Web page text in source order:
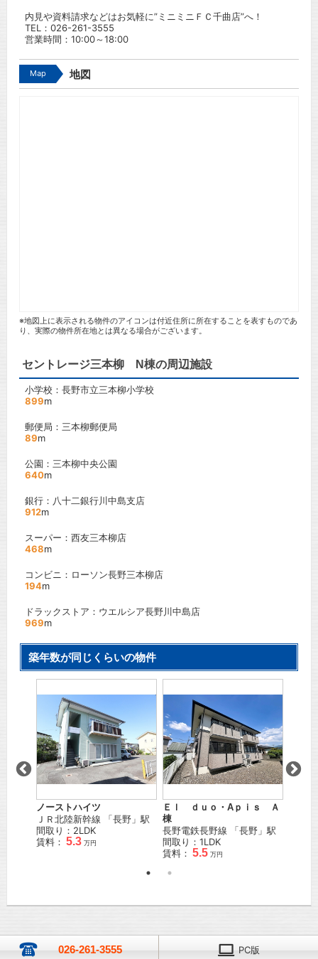
内見や資料請求などはお気軽に”ミニミニＦＣ千曲店”へ！
TEL： 026-261-3555
営業時間：10:00～18:00
Map 地図
※地図上に表示される物件のアイコンは付近住所に所在することを表すものであ
り、実際の物件所在地とは異なる場合がございます。
セントレージ三本柳 N棟の周辺施設
小学校：長野市立三本柳小学校
899m
郵便局：三本柳郵便局
89m
公園：三本柳中央公園
640m
銀行：八十二銀行川中島支店
912m
スーパー：西友三本柳店
468m
コンビニ：ローソン長野三本柳店
194m
ドラックストア：ウエルシア長野川中島店
969m
築年数が同じくらいの物件
ノーストハイツ
ＪＲ北陸新幹線 「長野 」駅
間取り：2LDK
賃料： 5.3 万円
Ｅｌ ｄｕｏ・Aｐｉｓ Ａ
棟
長野電鉄長野線 「長野 」駅
間取り：1LDK
賃料： 5.5 万円
026-261-3555 PC版